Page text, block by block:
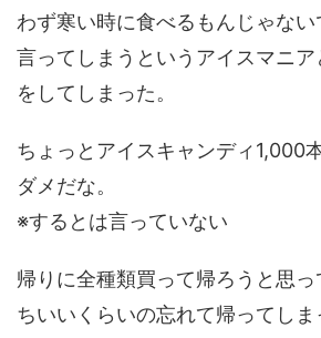
わず寒い時に食べるもんじゃな
言ってしまうというアイスマニ
をしてしまった。
ちょっとアイスキャンディ1,000
ダメだな。
※するとは言っていない
帰りに全種類買って帰ろうと思
ちいいくらいの忘れて帰ってしま